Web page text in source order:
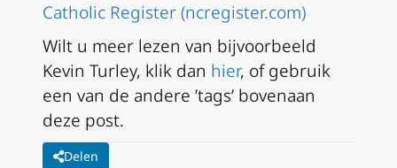
Catholic Register (ncregister.com)
Wilt u meer lezen van bijvoorbeeld
Kevin Turley, klik dan hier, of gebruik
een van de andere ’tags’ bovenaan
deze post.
Delen